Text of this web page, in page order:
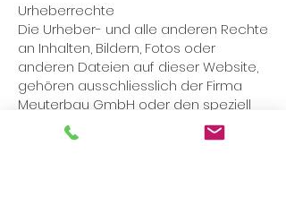
Urheberrechte
Die Urheber- und alle anderen Rechte
an Inhalten, Bildern, Fotos oder
anderen Dateien auf dieser Website,
gehören ausschliesslich der Firma
Meuterbau GmbH oder den speziell
genannten Rechteinhabern. Für die
Reproduktion jeglicher Elemente ist